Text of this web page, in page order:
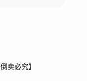
卖必究】